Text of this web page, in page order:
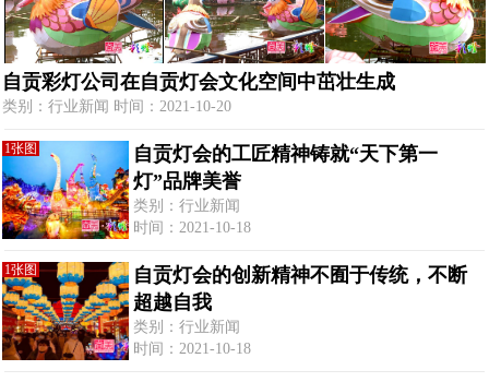
自贡彩灯公司在自贡灯会文化空间中茁壮生成
类别：行业新闻 时间：2021-10-20
1张图
自贡灯会的工匠精神铸就“天下第一
灯”品牌美誉
类别：行业新闻
时间：2021-10-18
1张图
自贡灯会的创新精神不囿于传统，不断
超越自我
类别：行业新闻
时间：2021-10-18